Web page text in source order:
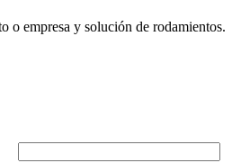
o empresa y solución de rodamientos.